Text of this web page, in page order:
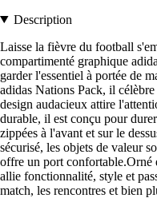
Description
Laisse la fièvre du football
compartimenté graphique
garder l'essentiel à portée de
adidas Nations Pack, il
design audacieux attire
durable, il est conçu pour
zippées à l'avant et sur le
sécurisé, les objets de valeur
offre un port confortable.Orné
allie fonctionnalité, style et
match, les rencontres et bien